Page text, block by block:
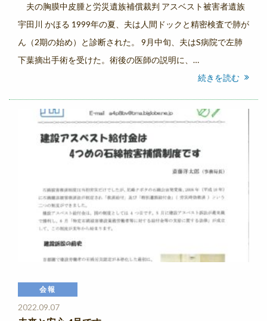
夫の胸膜中皮腫と労災遺族補償裁判 アスベスト被害者遺族
宇田川 かほる 1999年の夏、夫は人間ドックと精密検査で肺が
ん（2期の始め）と診断された。 9月中旬、夫はS病院で左肺
下葉摘出手術を受けた。術後の医師の説明に、…
続きを読む
会報
2022.09.07